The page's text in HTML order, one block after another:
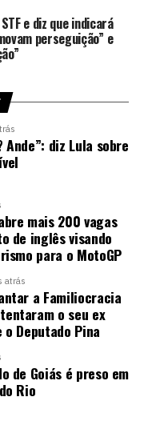
e diz que indicará
perseguição” e
diz Lula sobre
mais 200 vagas
de inglês visando
para o MotoGP
atrás
a Familiocracia
o seu ex
Deputado Pina
de Goiás é preso em
Rio